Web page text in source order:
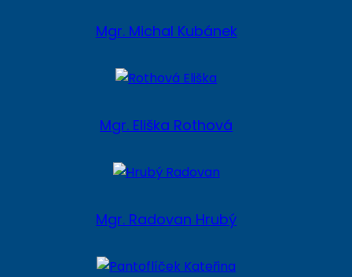
Mgr. Michal Kubánek
Mgr. Eliška Rothová
Mgr. Radovan Hrubý